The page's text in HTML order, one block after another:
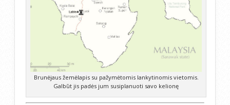
Brunėjaus žemėlapis su pažymėtomis lankytinomis vietomis.
Galbūt jis padės jum susiplanuoti savo kelionę